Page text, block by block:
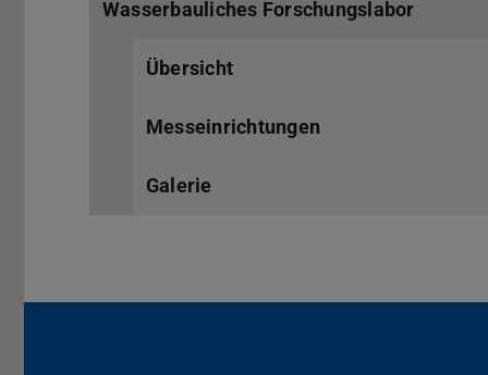
Wasserbauliches Forschungslabor
Übersicht
Messeinrichtungen
Galerie